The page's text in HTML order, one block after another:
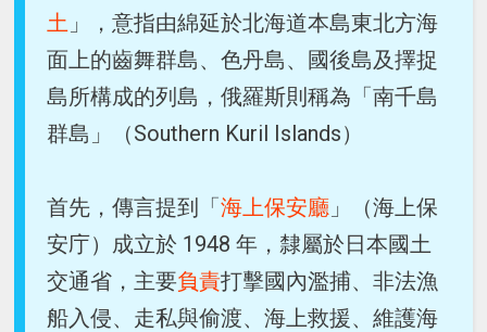
土 」，意指由綿延於北海道本島東北方海
面上的齒舞群島、色丹島、國後島及擇捉
島所構成的列島，俄羅斯則稱為「南千島
群島」（Southern Kuril Islands）
首先，傳言提到「海上保安廳 」（海上保
安庁）成立於 1948 年，隸屬於日本國土
交通省，主要負責打擊國內濫捕、非法漁
船入侵、走私與偷渡、海上救援、維護海